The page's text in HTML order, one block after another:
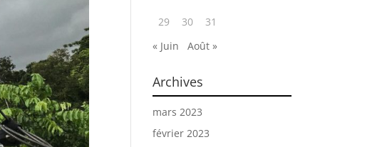
29 30
31
« Juin
Août »
Archives
mars 2023
février 2023